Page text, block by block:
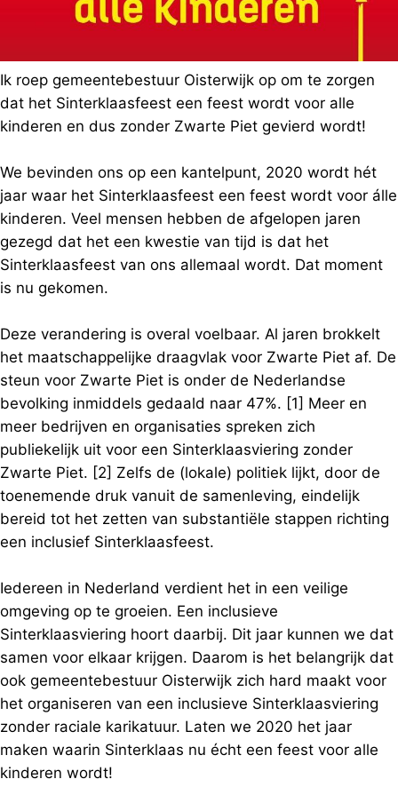
Ik roep gemeentebestuur Oisterwijk op om te zorgen
dat het Sinterklaasfeest een feest wordt voor alle
kinderen en dus zonder Zwarte Piet gevierd wordt!
We bevinden ons op een kantelpunt, 2020 wordt hét
jaar waar het Sinterklaasfeest een feest wordt voor álle
kinderen. Veel mensen hebben de afgelopen jaren
gezegd dat het een kwestie van tijd is dat het
Sinterklaasfeest van ons allemaal wordt. Dat moment
is nu gekomen.
Deze verandering is overal voelbaar. Al jaren brokkelt
het maatschappelijke draagvlak voor Zwarte Piet af. De
steun voor Zwarte Piet is onder de Nederlandse
bevolking inmiddels gedaald naar 47%. [1] Meer en
meer bedrijven en organisaties spreken zich
publiekelijk uit voor een Sinterklaasviering zonder
Zwarte Piet. [2] Zelfs de (lokale) politiek lijkt, door de
toenemende druk vanuit de samenleving, eindelijk
bereid tot het zetten van substantiële stappen richting
een inclusief Sinterklaasfeest.
Iedereen in Nederland verdient het in een veilige
omgeving op te groeien. Een inclusieve
Sinterklaasviering hoort daarbij. Dit jaar kunnen we dat
samen voor elkaar krijgen. Daarom is het belangrijk dat
ook gemeentebestuur Oisterwijk zich hard maakt voor
het organiseren van een inclusieve Sinterklaasviering
zonder raciale karikatuur. Laten we 2020 het jaar
maken waarin Sinterklaas nu écht een feest voor alle
kinderen wordt!